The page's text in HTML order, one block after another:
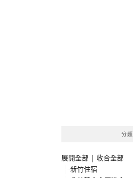
分類
展開全部 | 收合全部
新竹住宿